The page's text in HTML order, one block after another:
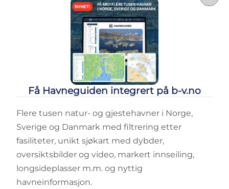
Få Havneguiden integrert på b-v.no
Flere tusen natur- og gjestehavner i Norge,
Sverige og Danmark med filtrering etter
fasiliteter, unikt sjøkart med dybder,
oversiktsbilder og video, markert innseiling,
longsideplasser m.m. og nyttig
havneinformasjon.